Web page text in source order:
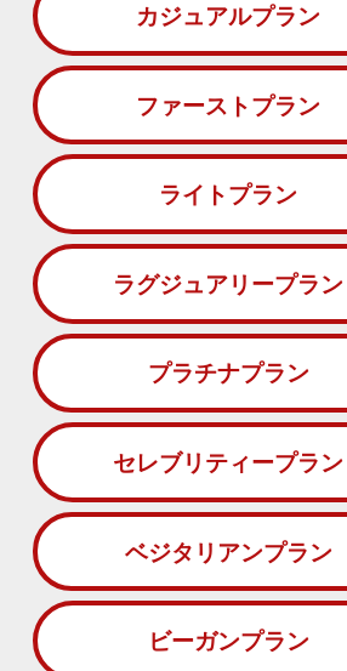
カジュアルプラン
ファーストプラン
ライトプラン
ラグジュアリープラン
プラチナプラン
セレブリティープラン
ベジタリアンプラン
ビーガンプラン